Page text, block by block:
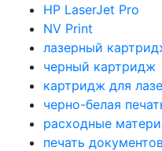
HP LaserJet Pro
NV Print
лазерный
черный картридж
картридж для
черно-белая
расходные
печать